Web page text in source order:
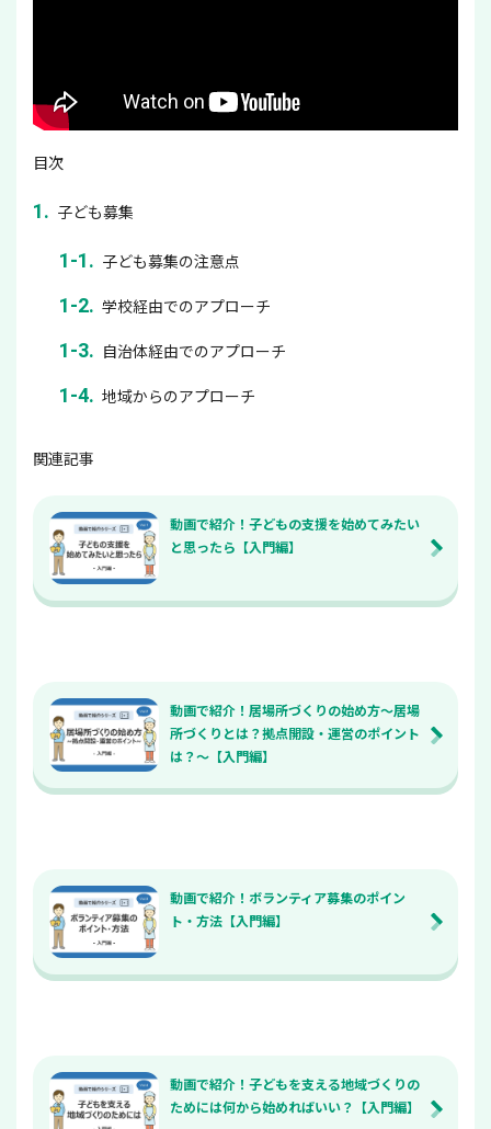
目次
子ども募集
子ども募集の注意点
学校経由でのアプローチ
自治体経由でのアプローチ
地域からのアプローチ
関連記事
動画で紹介！子どもの支援を始めてみたい
と思ったら【入門編】
動画で紹介！居場所づくりの始め方～居場
所づくりとは？拠点開設・運営のポイント
は？～【入門編】
動画で紹介！ボランティア募集のポイン
ト・方法【入門編】
動画で紹介！子どもを支える地域づくりの
ためには何から始めればいい？【入門編】